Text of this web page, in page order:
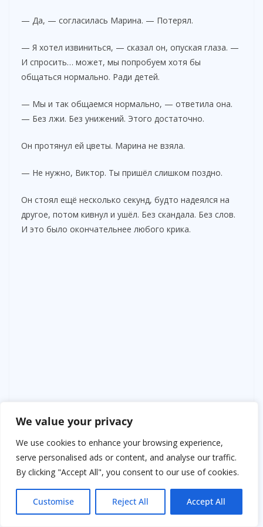
We value your privacy
We use cookies to enhance your browsing experience,
serve personalised ads or content, and analyse our traffic.
By clicking "Accept All", you consent to our use of cookies.
Customise Reject All Accept All
— Да, — согласилась Марина. — Потерял.
— Я хотел извиниться, — сказал он, опуская глаза. —
И спросить… может, мы попробуем хотя бы
общаться нормально. Ради детей.
— Мы и так общаемся нормально, — ответила она.
— Без лжи. Без унижений. Этого достаточно.
Он протянул ей цветы. Марина не взяла.
— Не нужно, Виктор. Ты пришёл слишком поздно.
Он стоял ещё несколько секунд, будто надеялся на
другое, потом кивнул и ушёл. Без скандала. Без слов.
И это было окончательнее любого крика.